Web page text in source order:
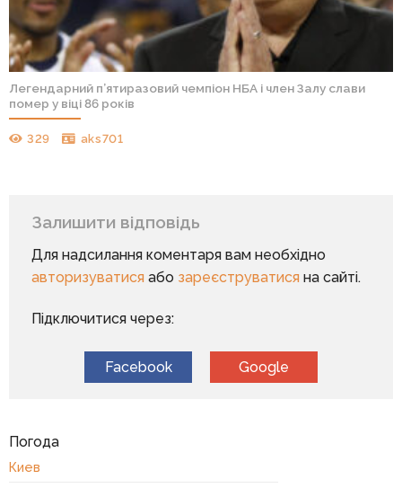
Легендарний п’ятиразовий чемпіон НБА і член Залу слави
помер у віці 86 років
329 aks701
Залишити відповідь
Для надсилання коментаря вам необхідно
авторизуватисяабо зареєструватисяна сайті.
Підключитися через:
Facebook Google
Погода
Киев